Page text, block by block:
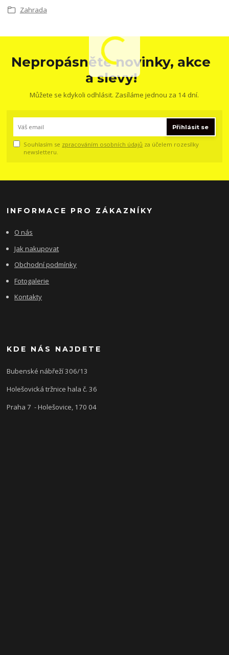
Zahrada
Nepropásněte novinky, akce
a slevy!
Můžete se kdykoli odhlásit. Zasíláme jednou za 14 dní.
Přihlásit se
Souhlasím se zpracováním osobních údajů za účelem rozesílky
newsletteru.
INFORMACE PRO ZÁKAZNÍKY
O nás
Jak nakupovat
Obchodní podmínky
Fotogalerie
Kontakty
KDE NÁS NAJDETE
Bubenské nábřeží 306/13
Holešovická tržnice hala č. 36
Praha 7 - Holešovice, 170 04